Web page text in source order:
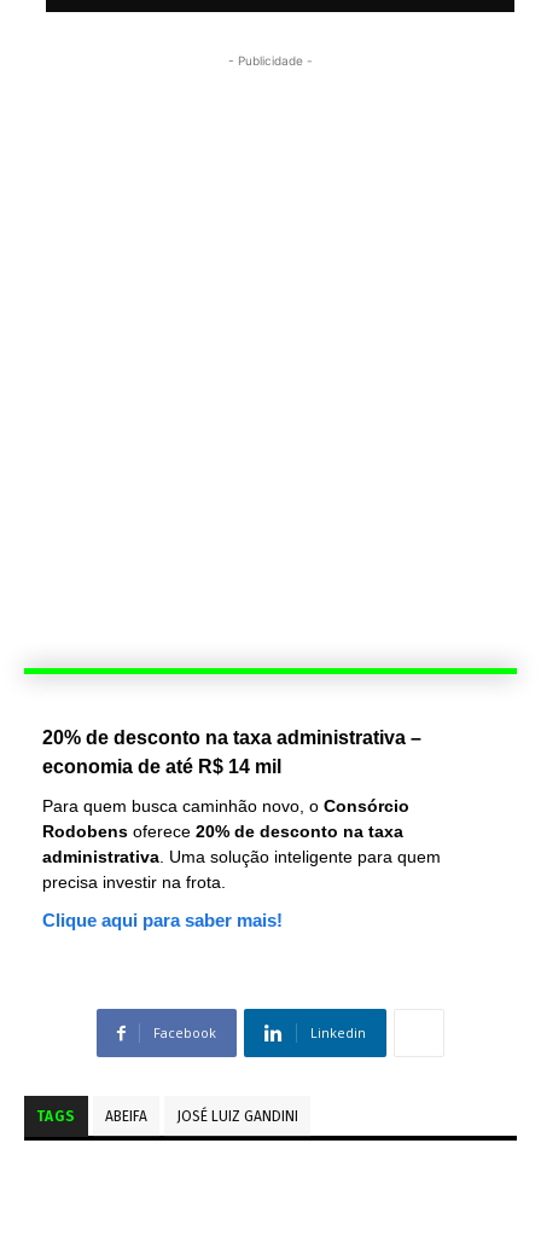
- Publicidade -
20% de desconto na taxa administrativa –
economia de até R$ 14 mil
Para quem busca caminhão novo, o Consórcio
Rodobens oferece 20% de desconto na taxa
administrativa . Uma solução inteligente para quem
precisa investir na frota.
Clique aqui para saber mais!
Facebook Linkedin
TAGS ABEIFA JOSÉ LUIZ GANDINI